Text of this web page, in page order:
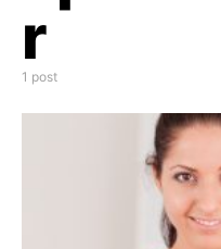
r
1 post